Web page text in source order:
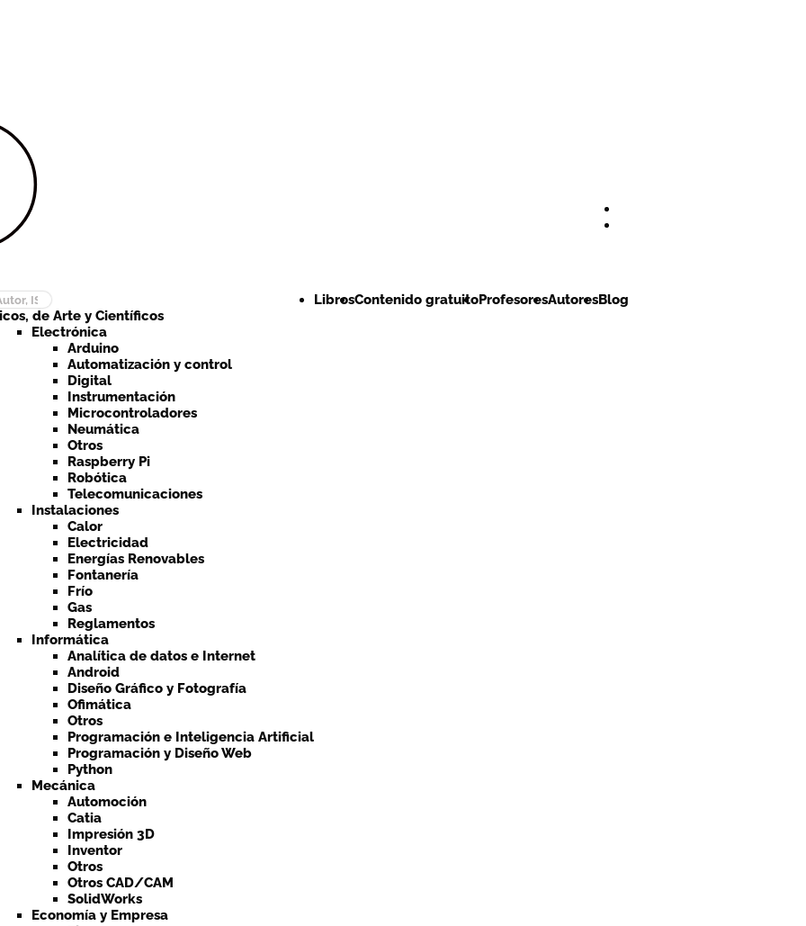
de Arte y Científicos
Electrónica
Arduino
Automatización y control
Digital
Instrumentación
Microcontroladores
Neumática
Otros
Raspberry Pi
Robótica
Telecomunicaciones
Instalaciones
Calor
Electricidad
Energías Renovables
Fontanería
Frío
Gas
Reglamentos
Informática
Analítica de datos e Internet
Android
Diseño Gráfico y Fotografía
Ofimática
Otros
Programación e Inteligencia Artificial
Programación y Diseño Web
Python
Mecánica
Automoción
Catia
Impresión 3D
Inventor
Otros
Otros CAD/CAM
SolidWorks
Economía y Empresa
LibrosContenido gratuitoProfesoresAutoresBlog